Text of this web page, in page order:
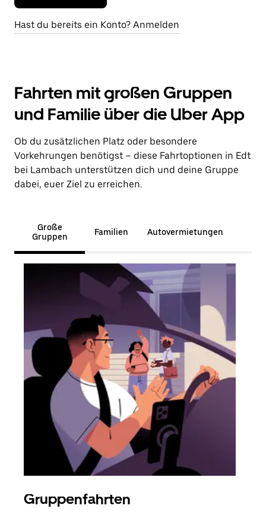
Hast du bereits ein Konto? Anmelden
Fahrten mit großen Gruppen
und Familie über die Uber App
Ob du zusätzlichen Platz oder besondere
Vorkehrungen benötigst – diese Fahrtoptionen in Edt
bei Lambach unterstützen dich und deine Gruppe
dabei, euer Ziel zu erreichen.
Große
Gruppen
Familien Autovermietungen
Gruppenfahrten